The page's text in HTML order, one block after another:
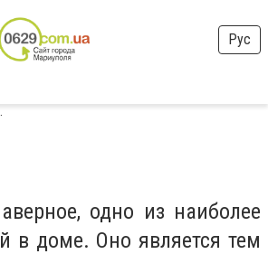
Рус
одно из наиболее
в доме. Оно является тем